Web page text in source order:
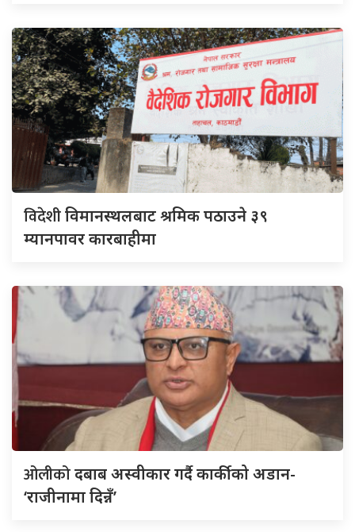
विदेशीविमानस्थलबाट श्रमिक पठाउने ३९
म्यानपावर कारबाहीमा
ओलीकोदबाब अस्वीकार गर्दै कार्कीको अडान-
‘राजीनामा दिन्नँ’